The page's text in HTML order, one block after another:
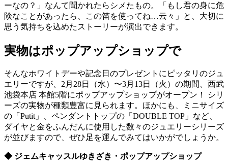
ーなの？」なんて聞かれたらシメたもの。「もし君の身に危
険なことがあったら、この笛を使ってね…云々」と、大切に
思う気持ちを込めたストーリーが演出できます。
実物はポップアップショップで
そんなホワイトデーや記念日のプレゼントにピッタリのジュ
エリーですが、2月28日（水）〜3月13日（火）の期間、西武
池袋本店 本館5階にポップアップショップがオープン！ シリ
ーズの実物が種類豊富に見られます。ほかにも、ミニサイズ
の「Putit」、ペンダントトップの「DOUBLE TOP」など、
ダイヤと金をふんだんに使用した数々のジュエリーシリーズ
が並びますので、ぜひ足を運んでみてはいかがでしょうか。
◆ ジェムキャッスルゆきざき・ポップアップショップ